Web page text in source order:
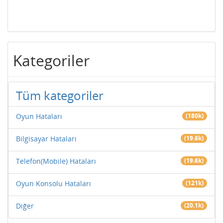
Kategoriler
Tüm kategoriler
Oyun Hataları (180k)
Bilgisayar Hataları (19.6k)
Telefon(Mobile) Hataları (19.6k)
Oyun Konsolu Hataları (121k)
Diğer (20.1k)